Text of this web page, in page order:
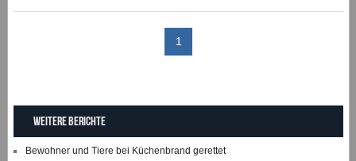
1
Weitere Berichte
Bewohner und Tiere bei Küchenbrand gerettet